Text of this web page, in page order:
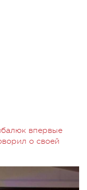
впервые
о своей